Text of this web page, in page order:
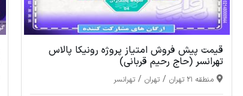
قیمت پیش فروش امتیاز پروژه رونیکا پالاس
تهرانسر (حاج رحیم قربانی)
منطقه 21 تهران / تهران / تهرانسر